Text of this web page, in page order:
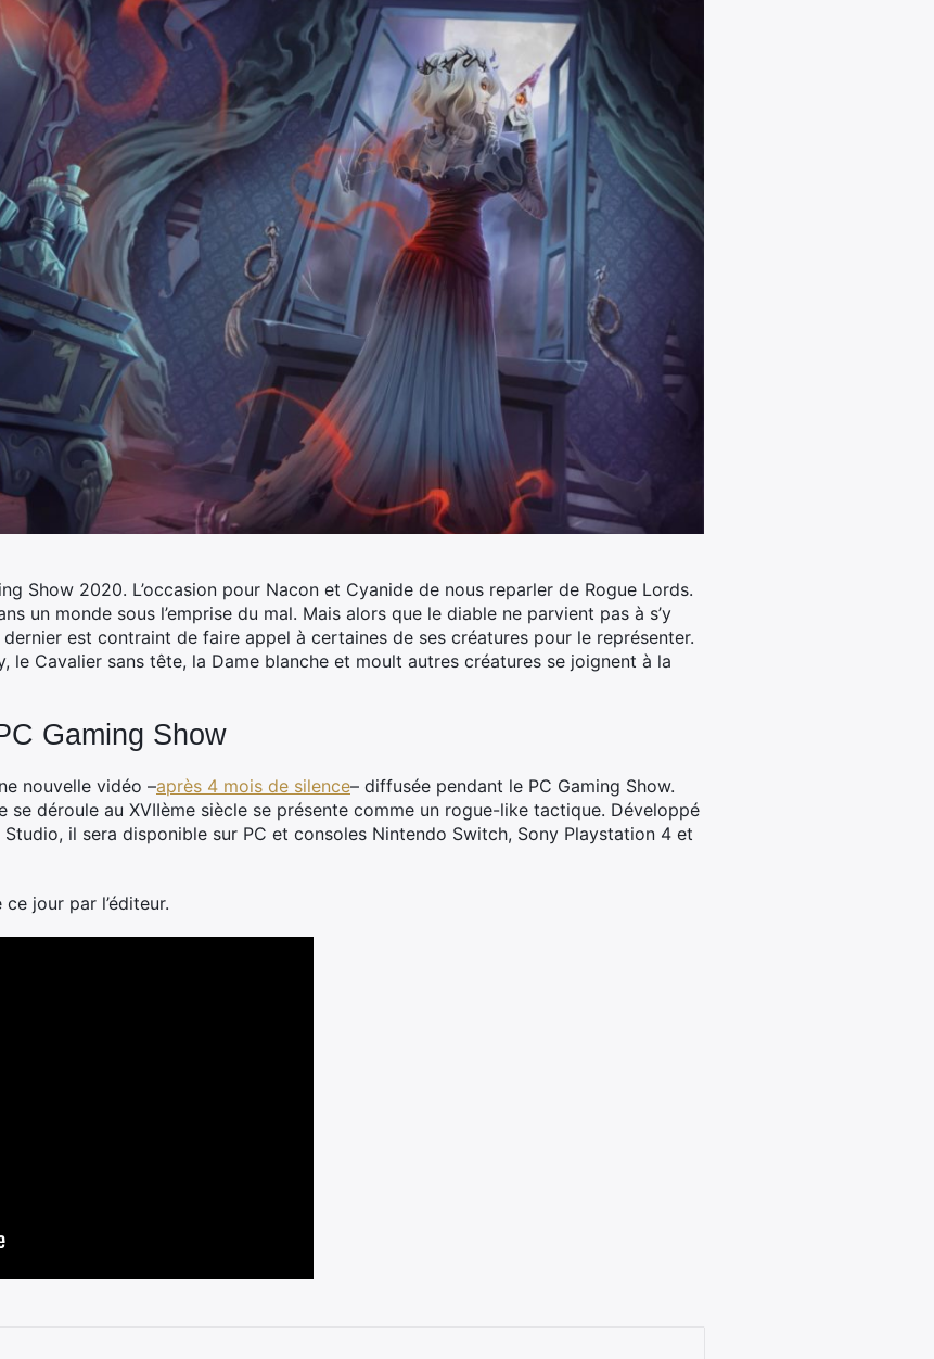
Show 2020. L’occasion pour Nacon et Cyanide de nous reparler de Rogue Lords.
un monde sous l’emprise du mal. Mais alors que le diable ne parvient pas à s’y
est contraint de faire appel à certaines de ses créatures pour le représenter.
le Cavalier sans tête, la Dame blanche et moult autres créatures se joignent à la
Gaming Show
nouvelle vidéo –après 4 mois de silence– diffusée pendant le PC Gaming Show.
se déroule au XVIIème siècle se présente comme un rogue-like tactique. Développé
il sera disponible sur PC et consoles Nintendo Switch, Sony Playstation 4 et
jour par l’éditeur.